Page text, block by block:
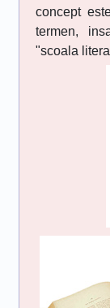
concept
termen,
"scoala